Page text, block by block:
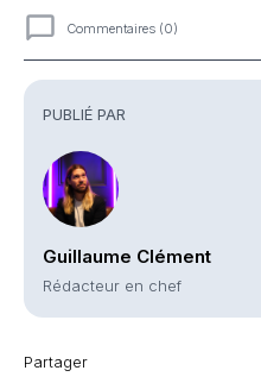
PUBLIÉ PAR
Guillaume Clément
Rédacteur en chef
Partager
Commentaires (0)